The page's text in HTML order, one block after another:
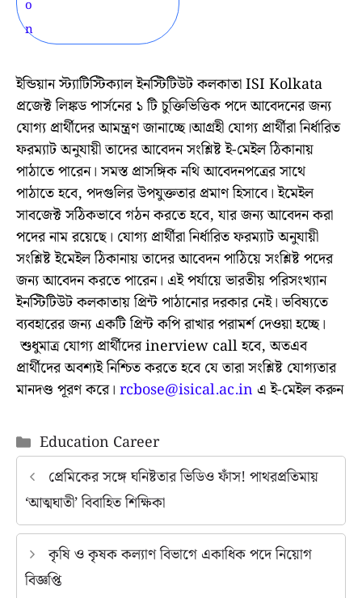
ইন্ডিয়ান স্ট্যাটিস্টিক্যাল ইনস্টিটিউট কলকাতা ISI Kolkata
প্রজেক্ট লিঙ্কড পার্সনের ১ টি চুক্তিভিত্তিক পদে আবেদনের জন্য
যোগ্য প্রার্থীদের আমন্ত্রণ জানাচ্ছে।আগ্রহী যোগ্য প্রার্থীরা নির্ধারিত
ফরম্যাট অনুযায়ী তাদের আবেদন সংশ্লিষ্ট ই-মেইল ঠিকানায়
পাঠাতে পারেন। সমস্ত প্রাসঙ্গিক নথি আবেদনপত্রের সাথে
পাঠাতে হবে, পদগুলির উপযুক্ততার প্রমাণ হিসাবে। ইমেইল
সাবজেক্ট সঠিকভাবে গঠন করতে হবে, যার জন্য আবেদন করা
পদের নাম রয়েছে। যোগ্য প্রার্থীরা নির্ধারিত ফরম্যাট অনুযায়ী
সংশ্লিষ্ট ইমেইল ঠিকানায় তাদের আবেদন পাঠিয়ে সংশ্লিষ্ট পদের
জন্য আবেদন করতে পারেন। এই পর্যায়ে ভারতীয় পরিসংখ্যান
ইনস্টিটিউট কলকাতায় প্রিন্ট পাঠানোর দরকার নেই। ভবিষ্যতে
ব্যবহারের জন্য একটি প্রিন্ট কপি রাখার পরামর্শ দেওয়া হচ্ছে।
শুধুমাত্র যোগ্য প্রার্থীদের inerview call হবে, অতএব
প্রার্থীদের অবশ্যই নিশ্চিত করতে হবে যে তারা সংশ্লিষ্ট যোগ্যতার
মানদণ্ড পূরণ করে। rcbose@isical.ac.in এ ই-মেইল করুন
Categories
Education Career
প্রেমিকের সঙ্গে ঘনিষ্টতার ভিডিও ফাঁস! পাথরপ্রতিমায়
‘আত্মঘাতী’ বিবাহিত শিক্ষিকা
কৃষি ও কৃষক কল্যাণ বিভাগে একাধিক পদে নিয়োগ
বিজ্ঞপ্তি